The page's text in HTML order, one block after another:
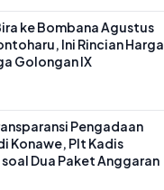
ke Bombana Agustus
Ini Rincian Harga
Golongan IX
Pengadaan
Konawe, Plt Kadis
Dua Paket Anggaran